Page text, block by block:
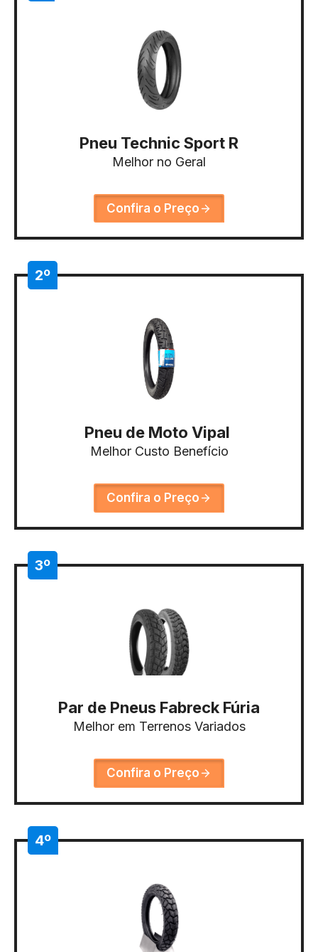
Pneu Technic Sport R
Melhor no Geral
Confira o Preço
2º
Pneu de Moto Vipal
Melhor Custo Benefício
Confira o Preço
3º
Par de Pneus Fabreck Fúria
Melhor em Terrenos Variados
Confira o Preço
4º